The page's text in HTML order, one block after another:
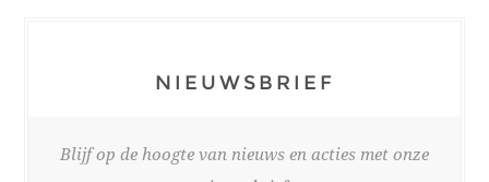
NIEUWSBRIEF
Blijf op de hoogte van nieuws en acties met onze